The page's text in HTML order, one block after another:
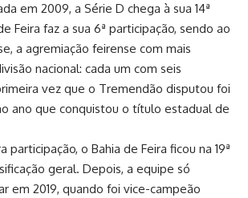
em 2009, a Série D chega à sua 14ª
Feira faz a sua 6ª participação, sendo ao
a agremiação feirense com mais
nacional: cada um com seis
vez que o Tremendão disputou foi
ano que conquistou o título estadual de
participação, o Bahia de Feira ficou na 19ª
geral. Depois, a equipe só
em 2019, quando foi vice-campeão